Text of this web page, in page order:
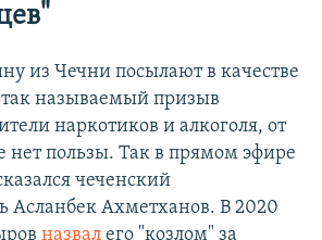
из Чечни посылают в качестве
называемый призыв
наркотиков и алкоголя, от
нет пользы. Так в прямом эфире
чеченский
Асланбек Ахметханов. В 2020
назвал его "козлом" за